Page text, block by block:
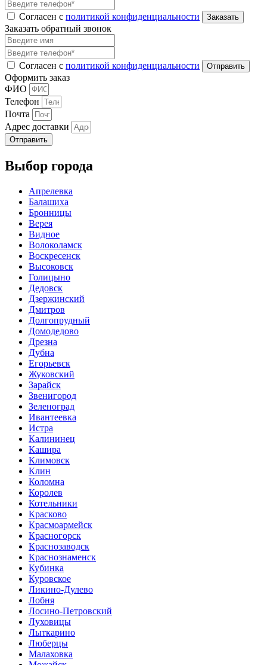
Согласен с политикой конфиденциальности
Заказать обратный звонок
Согласен с политикой конфиденциальности
Оформить заказ
ФИО
Телефон
Почта
Адрес доставки
Отправить
Выбор города
Апрелевка
Балашиха
Бронницы
Верея
Видное
Волоколамск
Воскресенск
Высоковск
Голицыно
Дедовск
Дзержинский
Дмитров
Долгопрудный
Домодедово
Дрезна
Дубна
Егорьевск
Жуковский
Зарайск
Звенигород
Зеленоград
Ивантеевка
Истра
Калининец
Кашира
Климовск
Клин
Коломна
Королев
Котельники
Красково
Красмоармейск
Красногорск
Краснозаводск
Краснознаменск
Кубинка
Куровское
Ликино-Дулево
Лобня
Лосино-Петровский
Луховицы
Лыткарино
Люберцы
Малаховка